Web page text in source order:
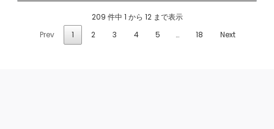
209 件中 1 から 12 まで表示
Prev
1 2 3 4 5 … 18 Next